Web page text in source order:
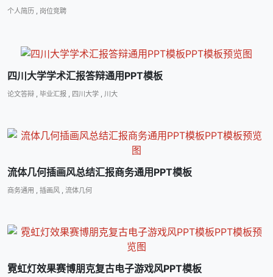
个人简历 , 岗位竞聘
四川大学学术汇报答辩通用PPT模板
论文答辩 , 毕业汇报 , 四川大学 , 川大
流体几何插画风总结汇报商务通用PPT模板
商务通用 , 插画风 , 流体几何
霓虹灯效果赛博朋克复古电子游戏风PPT模板